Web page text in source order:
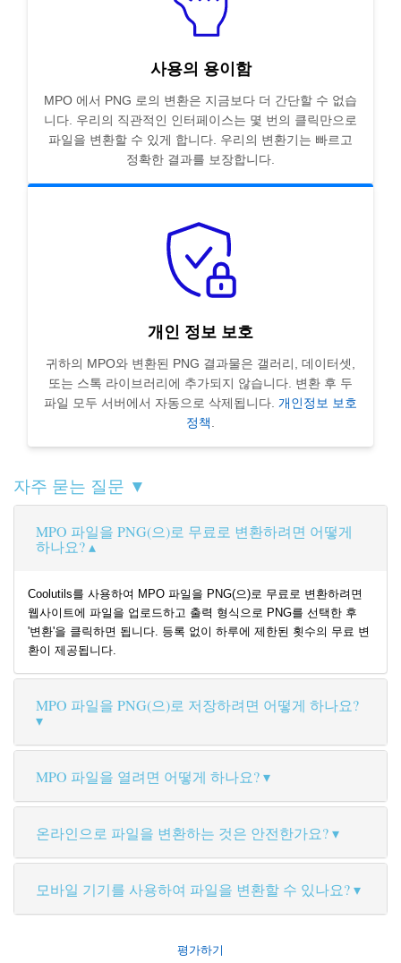
사용의 용이함
MPO 에서 PNG 로의 변환은 지금보다 더 간단할 수 없습
니다. 우리의 직관적인 인터페이스는 몇 번의 클릭만으로
파일을 변환할 수 있게 합니다. 우리의 변환기는 빠르고
정확한 결과를 보장합니다.
개인 정보 보호
귀하의 MPO와 변환된 PNG 결과물은 갤러리, 데이터셋,
또는 스톡 라이브러리에 추가되지 않습니다. 변환 후 두
파일 모두 서버에서 자동으로 삭제됩니다. 개인정보 보호
정책.
자주 묻는 질문 ▼
MPO 파일을 PNG(으)로 무료로 변환하려면 어떻게
하나요?
Coolutils를 사용하여 MPO 파일을 PNG(으)로 무료로 변환하려면
웹사이트에 파일을 업로드하고 출력 형식으로 PNG를 선택한 후
'변환'을 클릭하면 됩니다. 등록 없이 하루에 제한된 횟수의 무료 변
환이 제공됩니다.
MPO 파일을 PNG(으)로 저장하려면 어떻게 하나요?
MPO 파일을 열려면 어떻게 하나요?
온라인으로 파일을 변환하는 것은 안전한가요?
모바일 기기를 사용하여 파일을 변환할 수 있나요?
평가하기